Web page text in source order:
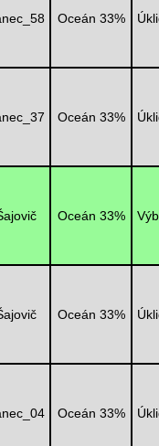
Oceán 33%
Oceán 33%
Oceán 33%
Oceán 33%
Oceán 33%